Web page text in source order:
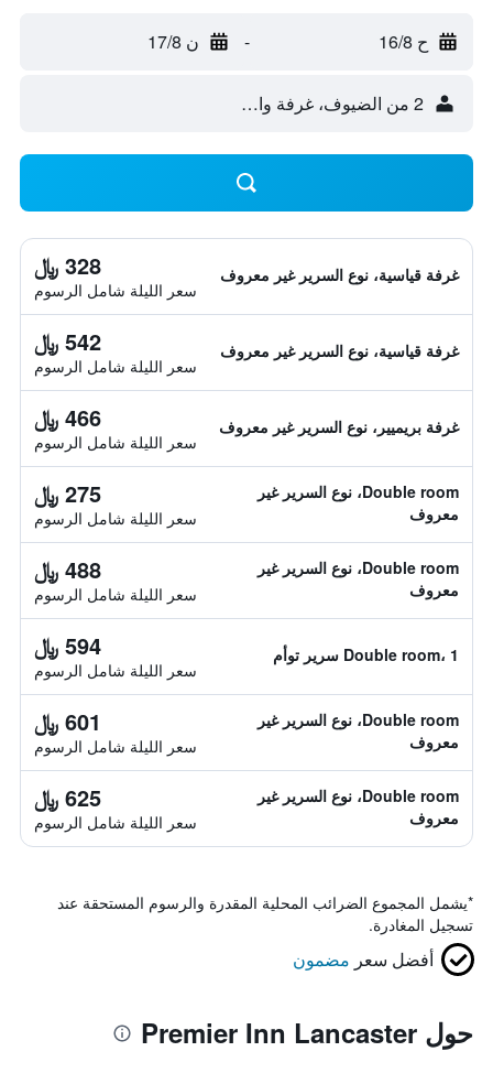
ح 16/8 - ن 17/8
2 من الضيوف، غرفة واحدة
غرفة قياسية، نوع السرير غير معروف 328 ﷼
سعر الليلة شامل الرسوم
غرفة قياسية، نوع السرير غير معروف 542 ﷼
سعر الليلة شامل الرسوم
غرفة بريميير، نوع السرير غير معروف 466 ﷼
سعر الليلة شامل الرسوم
Double room، نوع السرير غير
معروف
275 ﷼
سعر الليلة شامل الرسوم
Double room، نوع السرير غير
معروف
488 ﷼
سعر الليلة شامل الرسوم
Double room، 1 سرير توأم 594 ﷼
سعر الليلة شامل الرسوم
Double room، نوع السرير غير
معروف
601 ﷼
سعر الليلة شامل الرسوم
Double room، نوع السرير غير
معروف
625 ﷼
سعر الليلة شامل الرسوم
*يشمل المجموع الضرائب المحلية المقدرة والرسوم المستحقة عند
تسجيل المغادرة.
أفضل سعر مضمون
حول Premier Inn Lancaster